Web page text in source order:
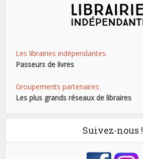
Les librairies indépendantes.
Passeurs de livres
Groupements partenaires
Les plus grands réseaux de libraires
Suivez-nous !